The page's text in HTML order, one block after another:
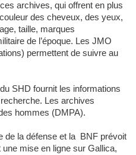
archives, qui offrent en plus
des cheveux, des yeux,
taille, marques
de l’époque. Les JMO
permettent de suivre au
SHD fournit les informations
Les archives
hommes (DMPA).
de la défense et la
BNF prévoit
mise en ligne sur Gallica,